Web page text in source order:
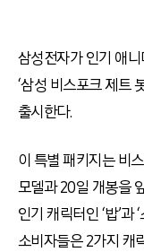
삼성전자가 인기 애니
‘삼성 비스포크 제트
출시한다.
이 특별 패키지는 비
모델과 20일 개봉을
인기 캐릭터인 ‘밥’과
소비자들은 2가지 캐